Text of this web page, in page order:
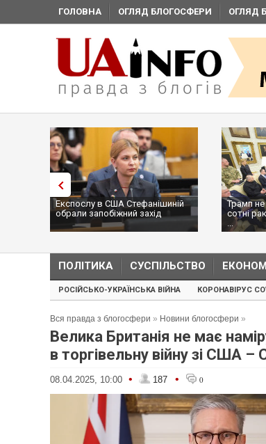
ГОЛОВНА ОГЛЯД БЛОГОСФЕРИ ОГЛЯД
Експослу в США Стефанішиній
обрали запобіжний захід
Трамп не
сотні
...
ПОЛІТИКА СУСПІЛЬСТВО
РОСІЙСЬКО-УКРАЇНСЬКА ВІЙНА КОРОНАВІРУС
Вся правда з блогосфери » Новини блогосфери »
Велика Британія не має
в торгівельну війну зі США –
08.04.2025, 10:00 • 187 • 0